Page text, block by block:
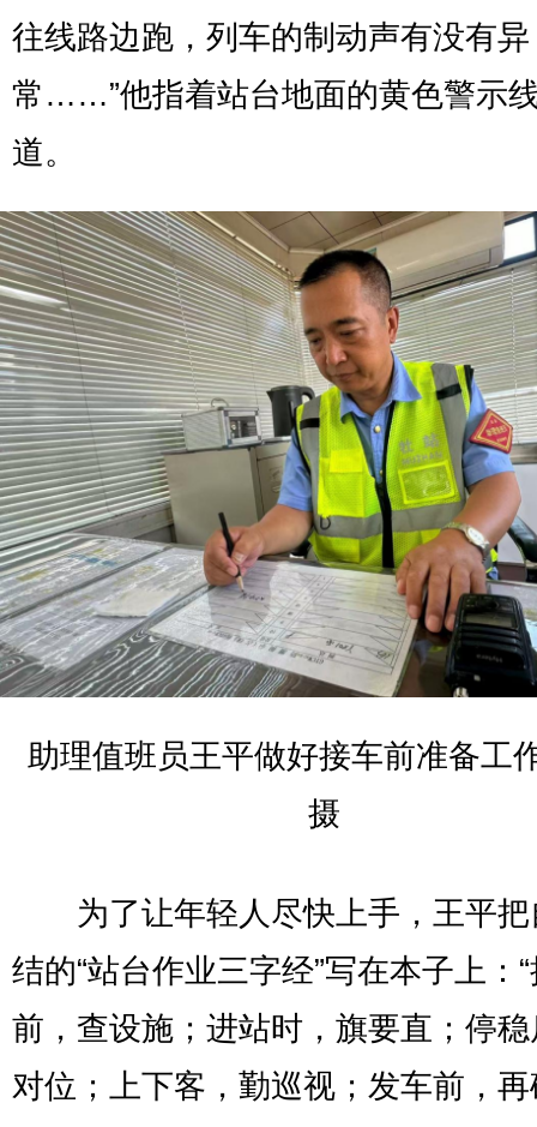
往线路边跑，列车的制动声有没有异
常……”他指着站台地面的黄色警示
道。
助理值班员王平做好接车前准备工
摄
为了让年轻人尽快上手，王平把
结的“站台作业三字经”写在本子上：
前，查设施；进站时，旗要直；停
对位；上下客，勤巡视；发车前，再